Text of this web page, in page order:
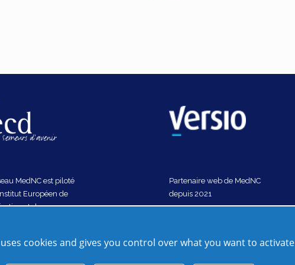
MedNC est piloté
Européen de
et de
Partenaire web de MedNC
depuis 2021
cookies and gives you control over what you want to activate